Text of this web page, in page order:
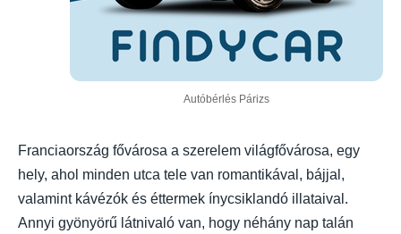
Autóbérlés Párizs
Franciaország fővárosa a szerelem világfővárosa, egy
hely, ahol minden utca tele van romantikával, bájjal,
valamint kávézók és éttermek ínycsiklandó illataival.
Annyi gyönyörű látnivaló van, hogy néhány nap talán